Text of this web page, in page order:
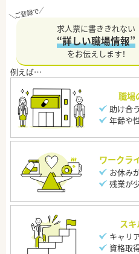
求人票に書ききれない
“詳しい職場情報”
をお伝えします！
職場
助け合
年齢や
ワークラ
お休み
残業が
スキ
キャリ
資格取